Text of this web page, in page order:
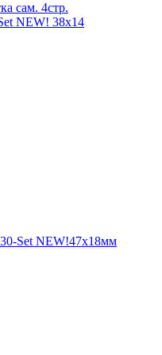
сам. 4стр.
NEW! 38х14
Set NEW!47х18мм